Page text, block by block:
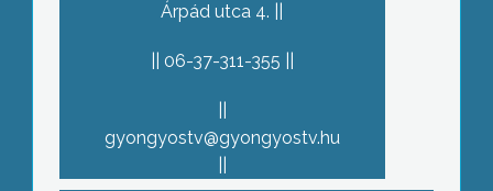
Árpád utca 4.
06-37-311-355
gyongyostv@gyongyostv.hu